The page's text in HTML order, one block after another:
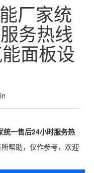
厂家统
务热线
面板设
统一售后24小时服务热
帮助，仅作参考，欢迎